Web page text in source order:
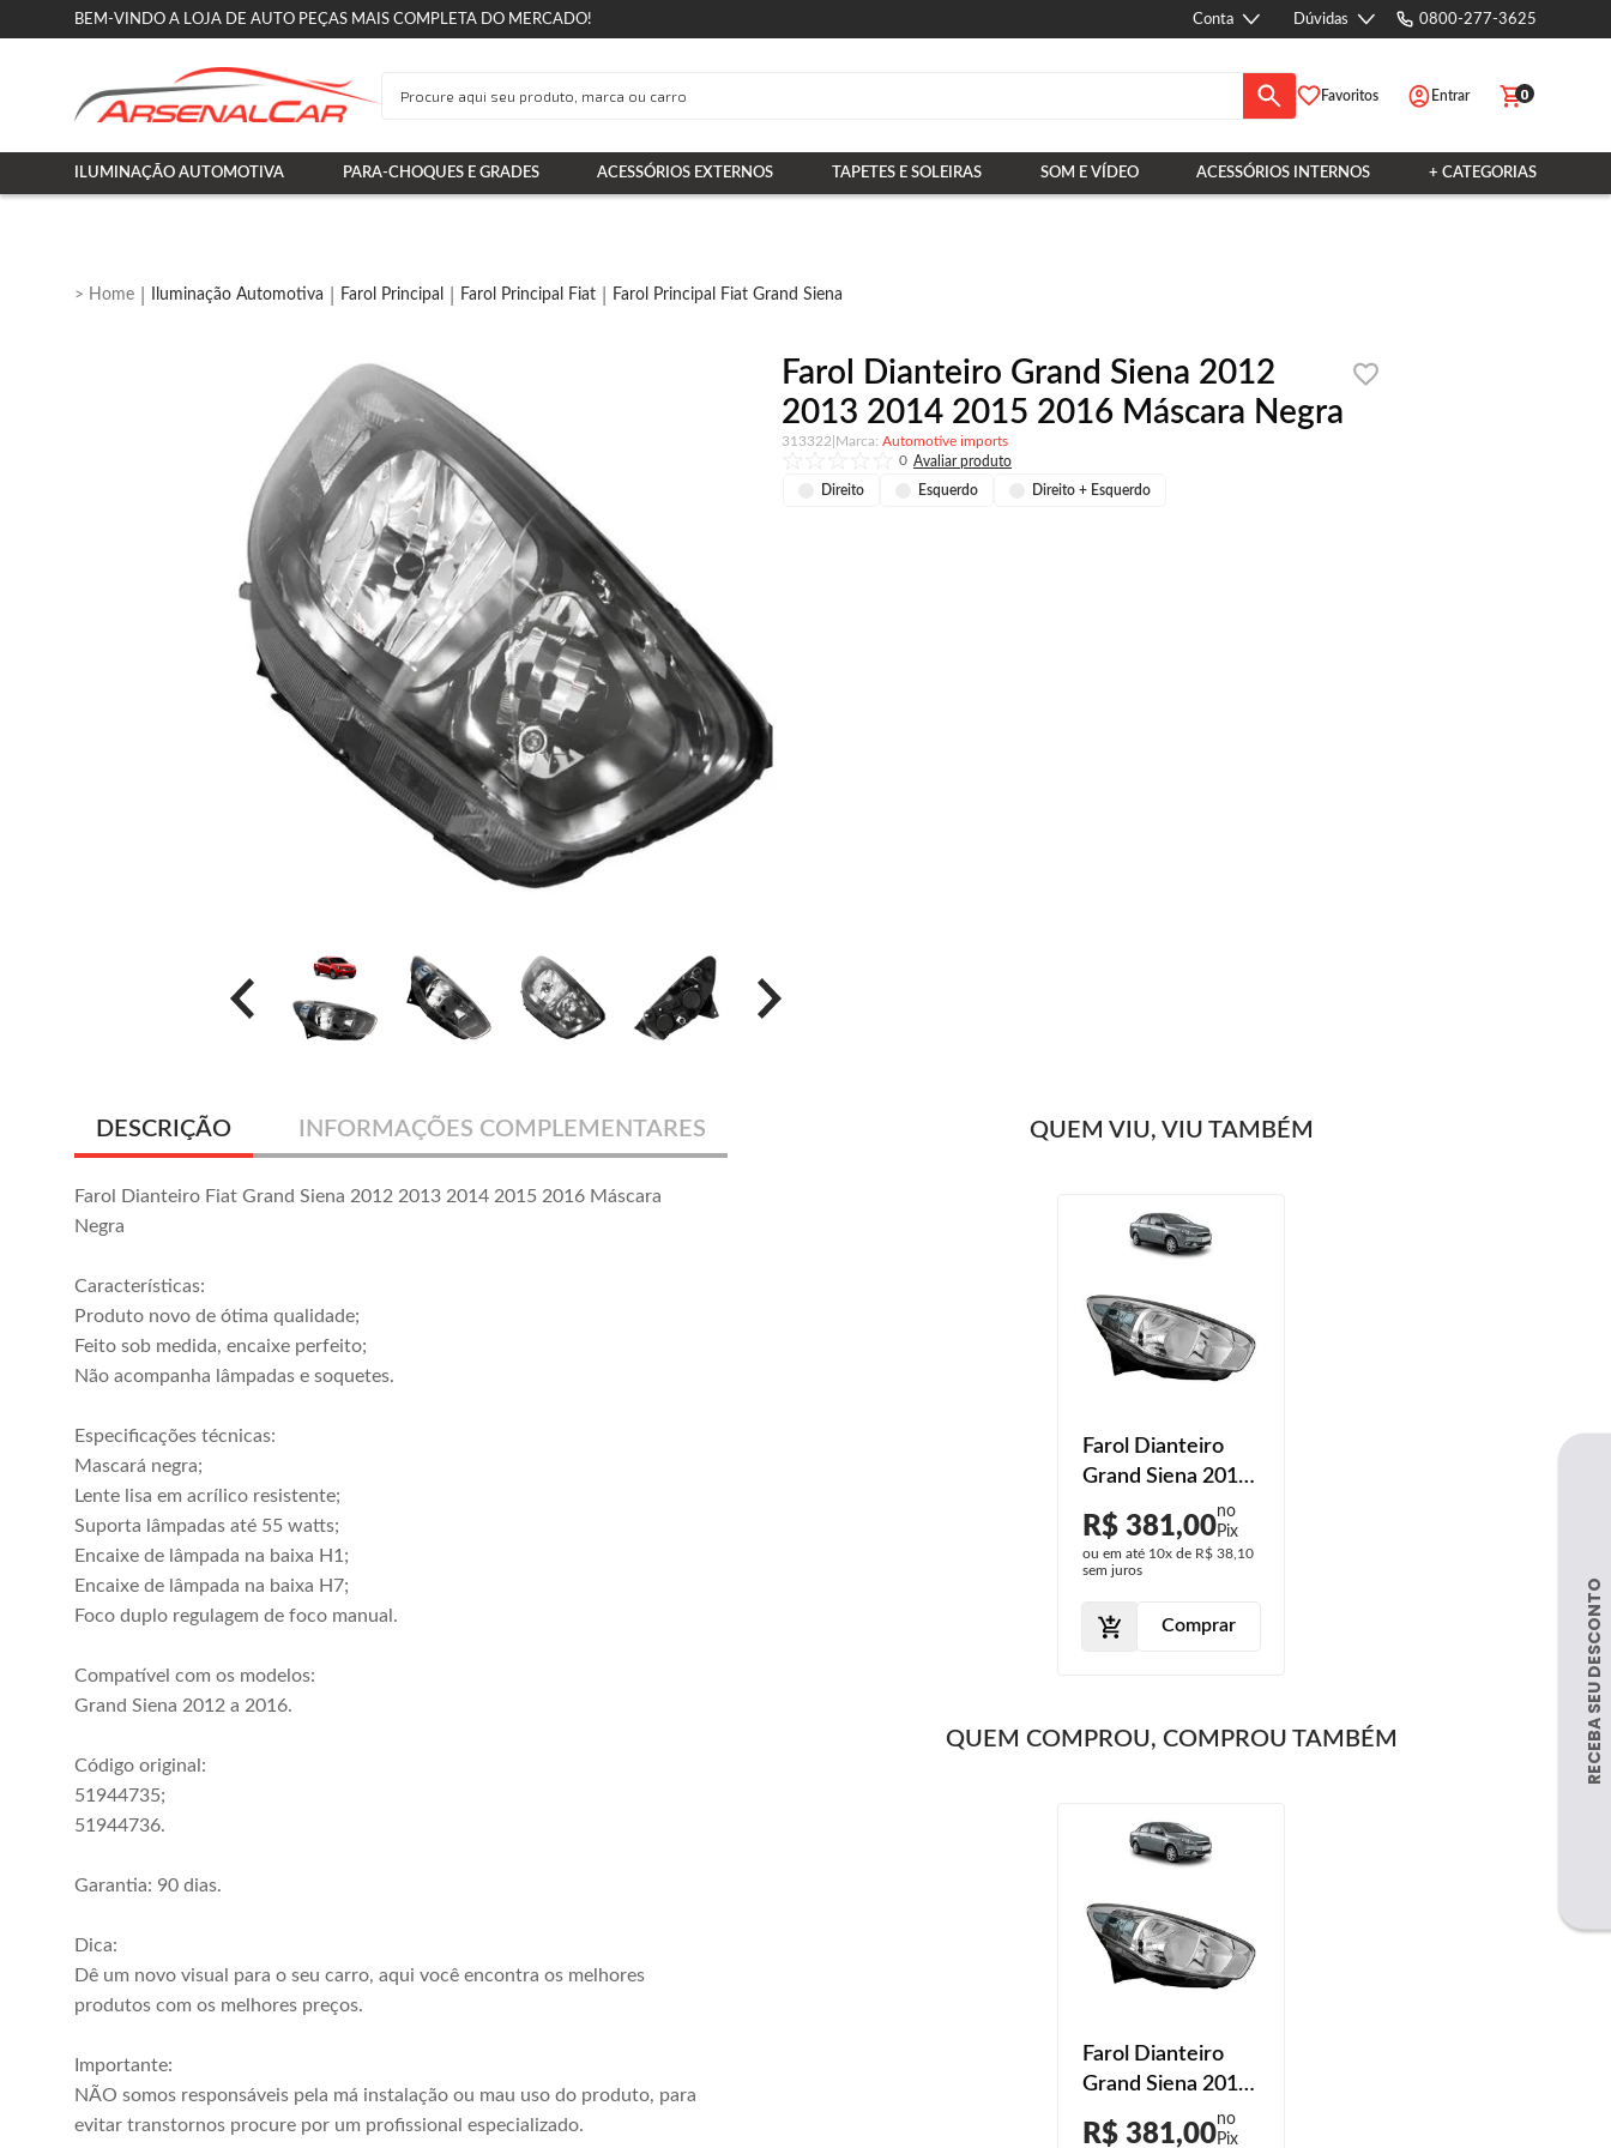
BEM-VINDO A LOJA DE AUTO PEÇAS MAIS COMPLETA DO MERCADO! Conta Dúvidas 0800-277-3625
Favoritos Entrar 0
ILUMINAÇÃO AUTOMOTIVA PARA-CHOQUES E GRADES ACESSÓRIOS EXTERNOS TAPETES E SOLEIRAS SOM E VÍDEO ACESSÓRIOS INTERNOS + CATEGORIAS
Iluminação Automotiva Farol Principal Farol Principal Fiat Farol Principal Fiat Grand Siena
Farol Dianteiro Grand Siena 2012
2013 2014 2015 2016 Máscara Negra
313322
Automotive imports
0
Direito Esquerdo Direito + Esquerdo
DESCRIÇÃO INFORMAÇÕES COMPLEMENTARES
Farol Dianteiro Fiat Grand Siena 2012 2013 2014 2015 2016 Máscara
Negra
Características:
Produto novo de ótima qualidade;
Feito sob medida, encaixe perfeito;
Não acompanha lâmpadas e soquetes.
Especificações técnicas:
Mascará negra;
Lente lisa em acrílico resistente;
Suporta lâmpadas até 55 watts;
Encaixe de lâmpada na baixa H1;
Encaixe de lâmpada na baixa H7;
Foco duplo regulagem de foco manual.
Compatível com os modelos:
Grand Siena 2012 a 2016.
Código original:
51944735;
51944736.
Garantia: 90 dias.
Dica:
Dê um novo visual para o seu carro, aqui você encontra os melhores
produtos com os melhores preços.
Importante:
NÃO somos responsáveis pela má instalação ou mau uso do produto, para
evitar transtornos procure por um profissional especializado.
QUEM VIU, VIU TAMBÉM
Farol Dianteiro
Grand Siena 2012
Máscara Cromada
R$ 381,00
ou em até 10x de R$ 38,10
sem juros
Comprar
QUEM COMPROU, COMPROU TAMBÉM
Farol Dianteiro
Grand Siena 2012
2013 2014
R$ 381,00